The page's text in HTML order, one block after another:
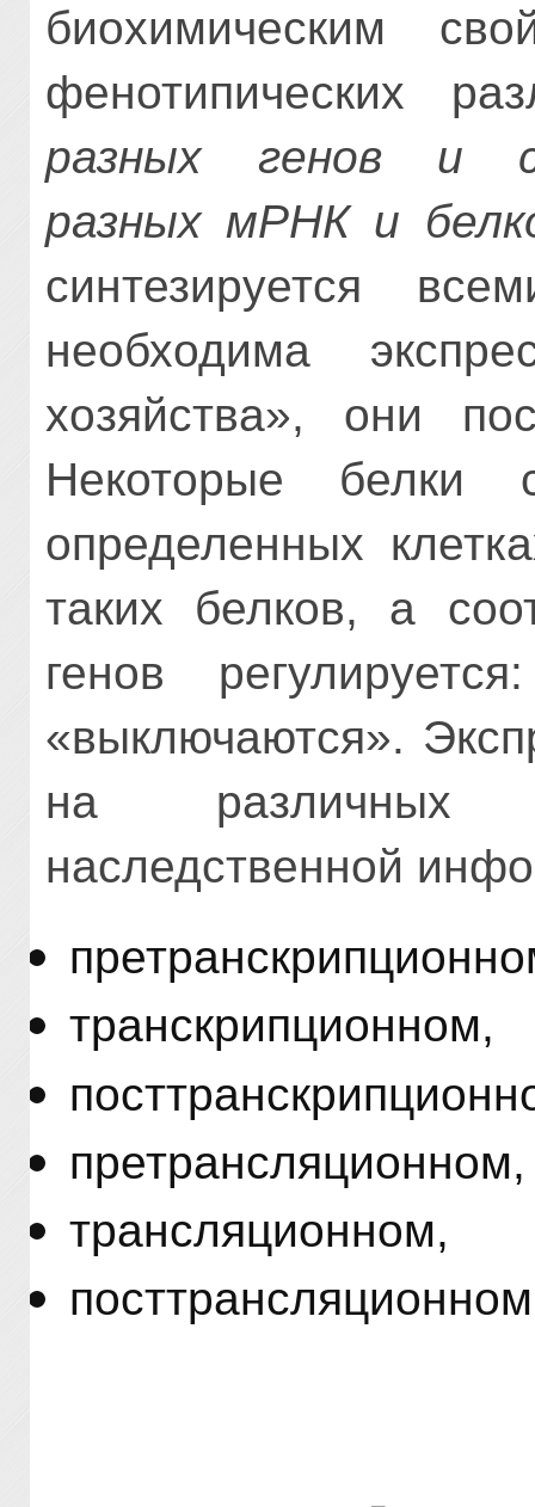
биохимическим
фенотипических
разных генов и
разных мРНК и
синтезируется
необходима
хозяйства», они
Некоторые белки
определенных
таких белков, а
генов
«выключаются».
на различных
наследственной
транскрипционном,
претрансляционном,
трансляционном,